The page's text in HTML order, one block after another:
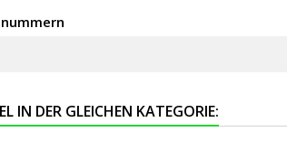
IN DER GLEICHEN KATEGORIE: